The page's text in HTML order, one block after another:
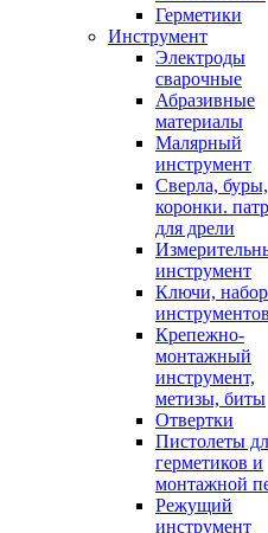
Герметики
Инструмент
Электроды
сварочные
Абразивные
материалы
Малярный
инструмент
Сверла, буры,
коронки.
для дрели
инструмент
Ключи,
инструментов
Крепежно-
монтажный
инструмент,
метизы, биты
Отвертки
Пистолеты
герметиков и
монтажной
Режущий
инструмент